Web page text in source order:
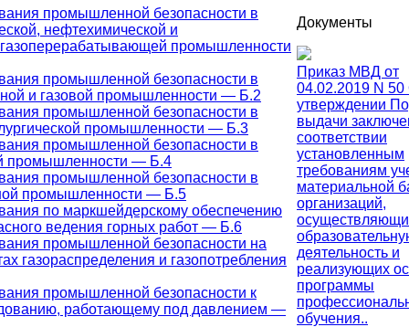
промышленной безопасности в
нефтехимической и
промышленности
промышленной безопасности в
и газовой промышленности — Б.2
промышленной безопасности в
промышленности — Б.3
промышленной безопасности в
промышленности — Б.4
промышленной безопасности в
промышленности — Б.5
по маркшейдерскому обеспечению
ведения горных работ — Б.6
промышленной безопасности на
газораспределения и газопотребления
промышленной безопасности к
работающему под давлением —
Документы
Приказ МВД от
04.02.2019 N
утверждении
выдачи
соответствии
установленным
требованиям
материальной
организаций,
деятельность и
реализующих
программы
обучения..